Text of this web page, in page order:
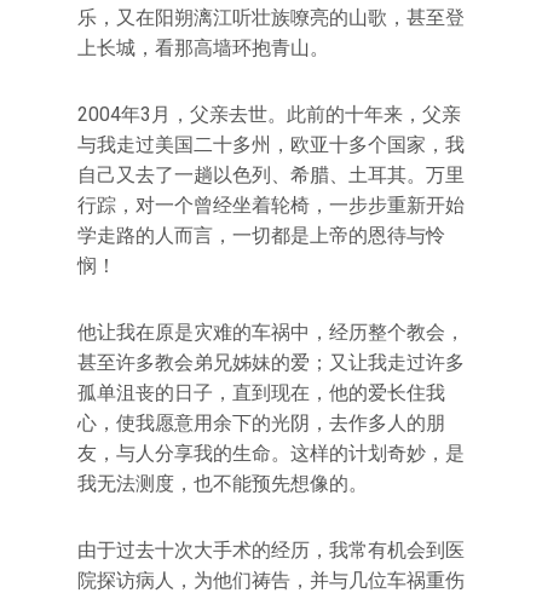
乐，又在阳朔漓江听壮族嘹亮的山歌，甚至登
上长城，看那高墙环抱青山。
2004年3月，父亲去世。此前的十年来，父亲
与我走过美国二十多州，欧亚十多个国家，我
自己又去了一趟以色列、希腊、土耳其。万里
行踪，对一个曾经坐着轮椅，一步步重新开始
学走路的人而言，一切都是上帝的恩待与怜
悯！
他让我在原是灾难的车祸中，经历整个教会，
甚至许多教会弟兄姊妹的爱；又让我走过许多
孤单沮丧的日子，直到现在，他的爱长住我
心，使我愿意用余下的光阴，去作多人的朋
友，与人分享我的生命。这样的计划奇妙，是
我无法测度，也不能预先想像的。
由于过去十次大手术的经历，我常有机会到医
院探访病人，为他们祷告，并与几位车祸重伤